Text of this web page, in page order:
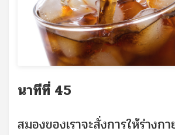
นาทีที่ 45
สมองของเราจะสั่งการให้ร่างกา